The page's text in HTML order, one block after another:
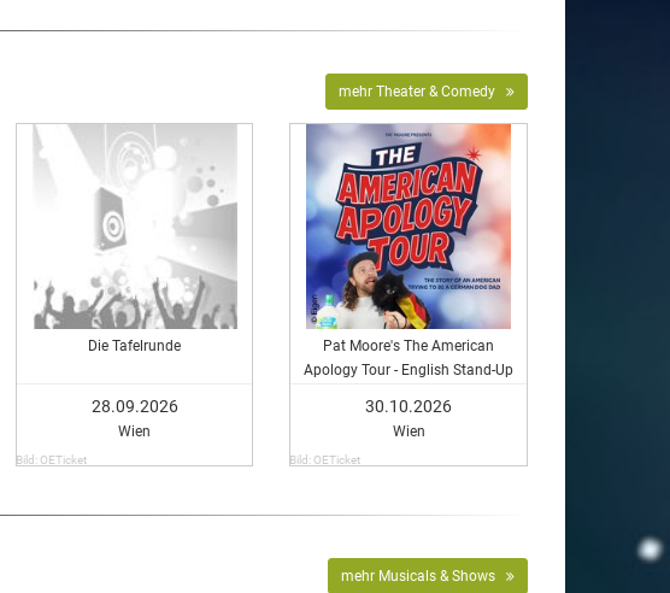
mehr Theater & Comedy
Die Tafelrunde
28.09.2026
Wien
Bild: OETicket
Pat Moore's The American
Apology Tour - English Stand-Up
30.10.2026
Wien
Bild: OETicket
mehr Musicals & Shows